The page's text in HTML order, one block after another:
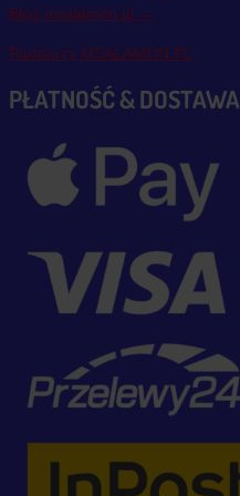
Blog msalamon.pl →
Partnerzy MSALAMON.PL
PŁATNOŚĆ & DOSTAWA